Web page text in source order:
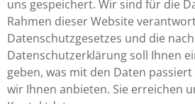
uns gespeichert. Wir sind für die
Rahmen dieser Website
Datenschutzgesetzes und die
Datenschutzerklärung soll Ihnen
geben, was mit den Daten
wir Ihnen anbieten. Sie erreichen